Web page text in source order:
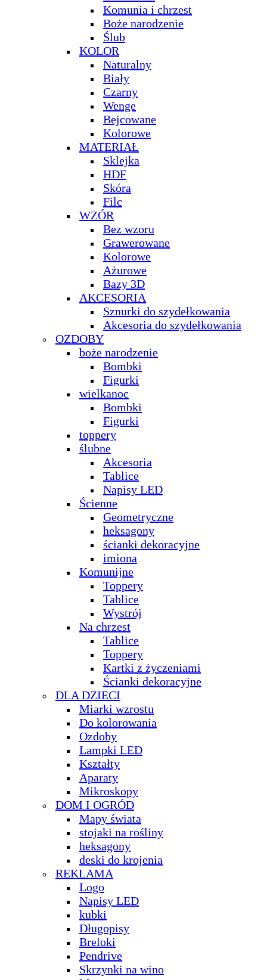
Komunia i chrzest
Boże narodzenie
Ślub
KOLOR
Naturalny
Biały
Czarny
Wenge
Bejcowane
Kolorowe
MATERIAŁ
Sklejka
HDF
Skóra
Filc
WZÓR
Bez wzoru
Grawerowane
Kolorowe
Ażurowe
Bazy 3D
AKCESORIA
Sznurki do szydełkowania
Akcesoria do szydełkowania
OZDOBY
boże narodzenie
Bombki
Figurki
wielkanoc
Bombki
Figurki
toppery
ślubne
Akcesoria
Tablice
Napisy LED
Ścienne
Geometryczne
heksagony
ścianki dekoracyjne
imiona
Komunijne
Toppery
Tablice
Wystrój
Na chrzest
Tablice
Toppery
Kartki z życzeniami
Ścianki dekoracyjne
DLA DZIECI
Miarki wzrostu
Do kolorowania
Ozdoby
Lampki LED
Kształty
Aparaty
Mikroskopy
DOM I OGRÓD
Mapy świata
stojaki na rośliny
heksagony
deski do krojenia
REKLAMA
Logo
Napisy LED
kubki
Długopisy
Breloki
Pendrive
Skrzynki na wino